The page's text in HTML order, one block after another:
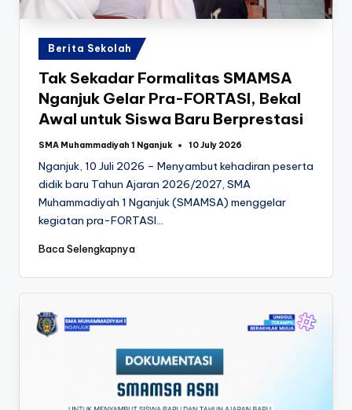
k
Posted
in
Berita Sekolah
Tak Sekadar Formalitas SMAMSA
Nganjuk Gelar Pra-FORTASI, Bekal
Awal untuk Siswa Baru Berprestasi
Posted
SMA Muhammadiyah 1 Nganjuk 10 July 2026
Nganjuk, 10 Juli 2026 – Menyambut kehadiran peserta
didik baru Tahun Ajaran 2026/2027, SMA
Muhammadiyah 1 Nganjuk (SMAMSA) menggelar
kegiatan pra-FORTASI…
Baca Selengkapnya